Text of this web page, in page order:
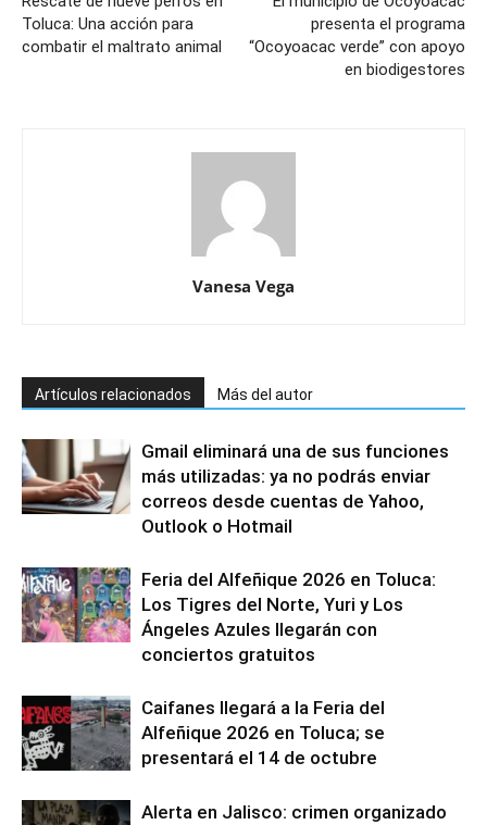
Toluca: Una acción para
combatir el maltrato animal
presenta el programa
“Ocoyoacac verde” con apoyo
en biodigestores
Vanesa Vega
Artículos relacionados Más del autor
Gmail eliminará una de sus funciones
más utilizadas: ya no podrás enviar
correos desde cuentas de Yahoo,
Outlook o Hotmail
Feria del Alfeñique 2026 en Toluca:
Los Tigres del Norte, Yuri y Los
Ángeles Azules llegarán con
conciertos gratuitos
Caifanes llegará a la Feria del
Alfeñique 2026 en Toluca; se
presentará el 14 de octubre
Alerta en Jalisco: crimen organizado